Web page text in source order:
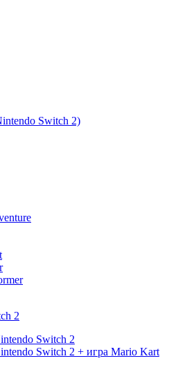
Switch 2)
2
Switch 2
Switch 2 + игра Mario Kart